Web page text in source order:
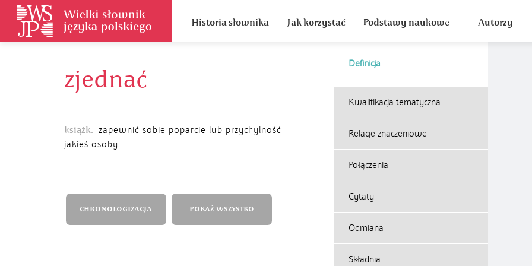
Historia słownika Jak korzystać Podstawy naukowe Autorzy
zjednać
Definicja
książk. zapewnić sobie poparcie lub przychylność
jakieś osoby
Kwalifikacja tematyczna
Relacje znaczeniowe
Połączenia
Cytaty
Odmiana
Składnia
CHRONOLOGIZACJA POKAŻ WSZYSTKO